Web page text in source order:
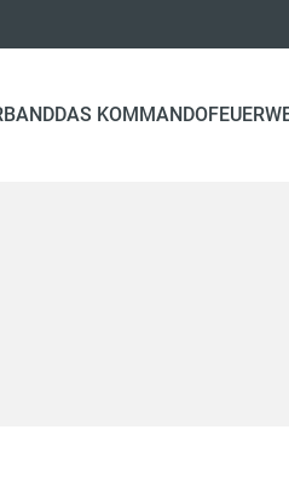
DAS KOMMANDO